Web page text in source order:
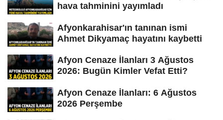
hava tahminini yayımladı
Afyonkarahisar'ın tanınan ismi
Ahmet Dikyamaç hayatını kaybetti
Afyon Cenaze İlanları 3 Ağustos
2026: Bugün Kimler Vefat Etti?
Afyon Cenaze İlanları: 6 Ağustos
2026 Perşembe